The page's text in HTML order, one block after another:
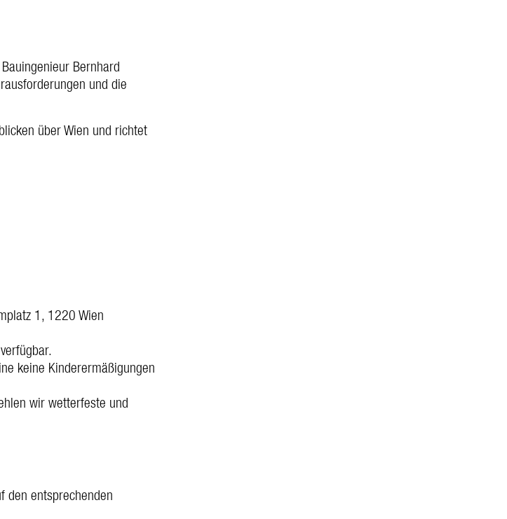
Bernhard
und die
über Wien und richtet
1, 1220 Wien
keine Kinderermäßigungen
wir wetterfeste und
den entsprechenden